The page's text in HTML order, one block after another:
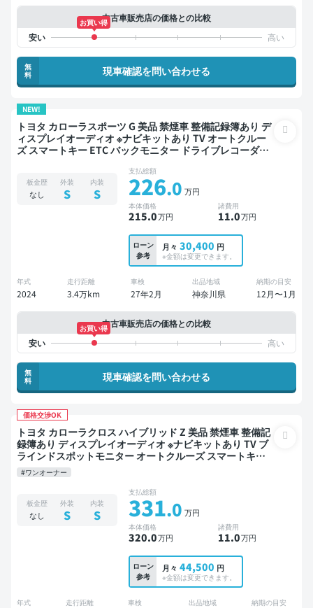
中古車販売店の価格との比較
お買い得
無
料
現車確認を問い合わせる
NEW!
トヨタ カローラスポーツ G 美品 禁煙車 整備記録簿あり デ
ィスプレイオーディオ ※ナビキットあり TV オートクルー
ズ スマートキー ETC バックモニター ドライブレコーダー
板金歴
なし
外装
S
内装
S
支払総額
226.0 万円
本体価格
215.0万円
諸費用
11.0万円
ローン
参考
月々 30,400 円
※金額は変更できます。
年式
2024
走行距離
3.4万km
車検
27年2月
出品地域
神奈川県
納期の目安
12月〜1月
中古車販売店の価格との比較
お買い得
無
料
現車確認を問い合わせる
価格交渉OK
トヨタ カローラクロス ハイブリッド Z 美品 禁煙車 整備記
録簿あり ディスプレイオーディオ ※ナビキットあり TV ブ
ラインドスポットモニター オートクルーズ スマートキー
ETC サンルーフ 電動バックドア バックモニター 全方位カ
メラ ドライブレコーダー 衝突軽減
#ワンオーナー
板金歴
なし
外装
S
内装
S
支払総額
331.0 万円
本体価格
320.0万円
諸費用
11.0万円
ローン
参考
月々 44,500 円
※金額は変更できます。
年式 走行距離 車検 出品地域 納期の目安